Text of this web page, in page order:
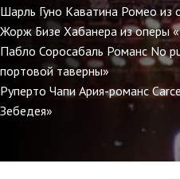
Шарль Гуно Каватина Ромео
Жорж Бизе Хабанера из оперы
Пабло Соросабаль Романс No
портовой таверны»
Руперто Чапи Ария-романс
Зебедея»